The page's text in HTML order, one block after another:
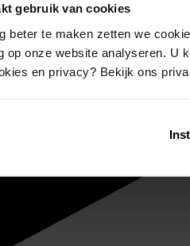
gebruik van cookies
beter te maken zetten we
op onze website analyseren.
en privacy? Bekijk ons